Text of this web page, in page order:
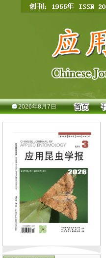
2026年8月7日